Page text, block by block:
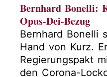
Bernhard Bonelli:
Opus-Dei-Bezug
Bernhard Bonelli
Hand von Kurz.
Regierungspakt
den Corona-